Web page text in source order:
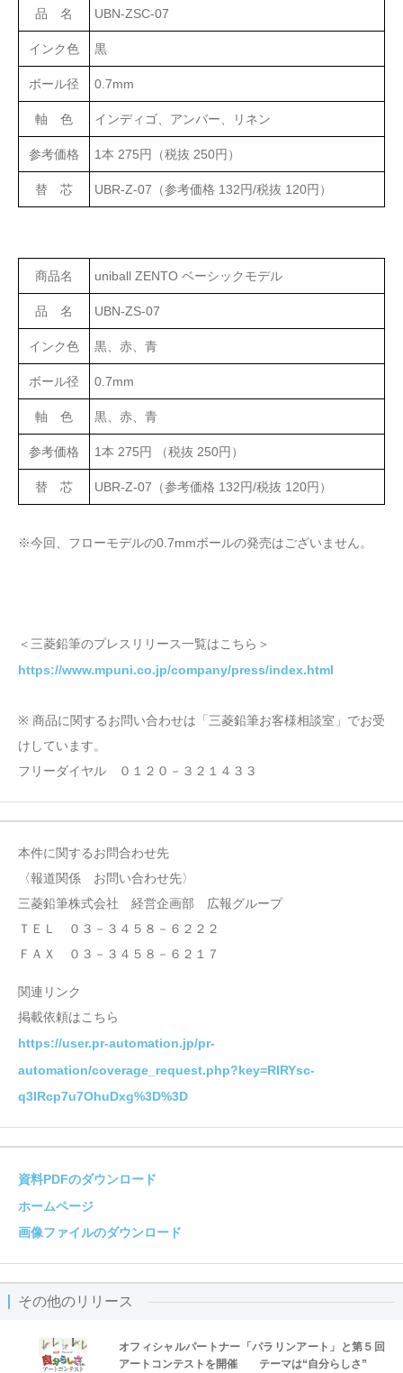
品 名 UBN-ZSC-07
インク色 黒
ボール径 0.7mm
軸 色 インディゴ、アンバー、リネン
参考価格 1本 275円（税抜 250円）
替 芯 UBR-Z-07（参考価格 132円/税抜 120円）
商品名 uniball ZENTO ベーシックモデル
品 名 UBN-ZS-07
インク色 黒、赤、青
ボール径 0.7mm
軸 色 黒、赤、青
参考価格 1本 275円 （税抜 250円）
替 芯 UBR-Z-07（参考価格 132円/税抜 120円）
※今回、フローモデルの0.7mmボールの発売はございません。
＜三菱鉛筆のプレスリリース一覧はこちら＞
https://www.mpuni.co.jp/company/press/index.html
※ 商品に関するお問い合わせは「三菱鉛筆お客様相談室」でお受
けしています。
フリーダイヤル ０１２０－３２１４３３
本件に関するお問合わせ先
〈報道関係 お問い合わせ先〉
三菱鉛筆株式会社 経営企画部 広報グループ
ＴＥＬ ０３－３４５８－６２２２
ＦＡＸ ０３－３４５８－６２１７
関連リンク
掲載依頼はこちら
https://user.pr-automation.jp/pr-
automation/coverage_request.php?key=RIRYsc-
q3IRcp7u7OhuDxg%3D%3D
資料PDFのダウンロード
ホームページ
画像ファイルのダウンロード
その他のリリース
オフィシャルパートナー「パラリンアート」と第５回
アートコンテストを開催 テーマは“自分らしさ”